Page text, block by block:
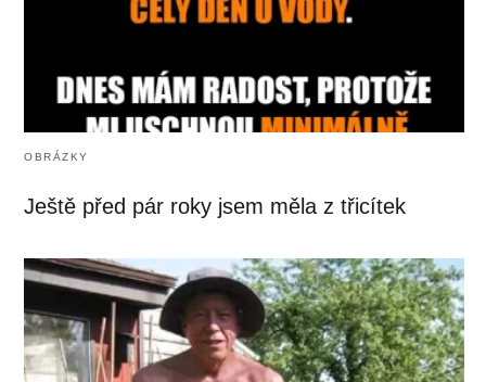
OBRÁZKY
Ještě před pár roky jsem měla z třicítek